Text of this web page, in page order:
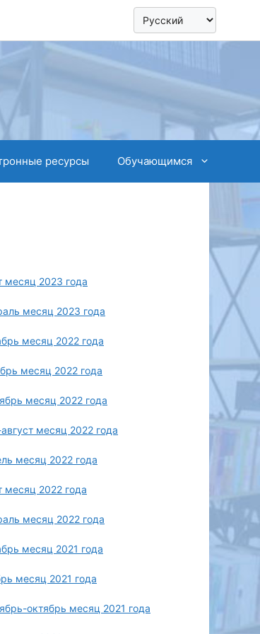
ресурсы Обучающимся
месяц 2023 года
месяц 2023 года
месяц 2022 года
месяц 2022 года
месяц 2022 года
месяц 2022 года
месяц 2022 года
месяц 2022 года
месяц 2022 года
месяц 2021 года
месяц 2021 года
октябрь месяц 2021 года